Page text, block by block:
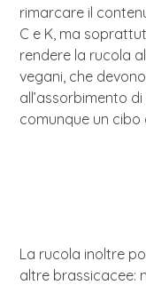
rimarcare il
C e K, ma
rendere la rucola
vegani, che
all’assorbimento
comunque un
La rucola inoltre
altre brassicacee: